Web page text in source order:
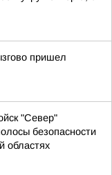
пришел
"Север"
безопасности
областях